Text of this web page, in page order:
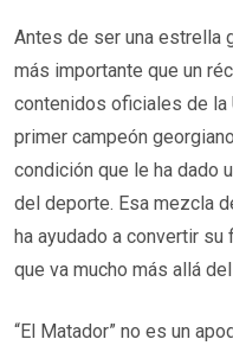
Antes de ser una estrella
más importante que un
contenidos oficiales de
primer campeón
condición que le ha dado
del deporte. Esa mezcla
ha ayudado a convertir
que va mucho más allá
“El Matador” no es un